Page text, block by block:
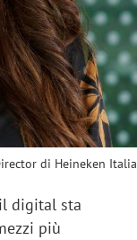
di Heineken Italia
digital sta
più
eventi: come la
a eliminare lo